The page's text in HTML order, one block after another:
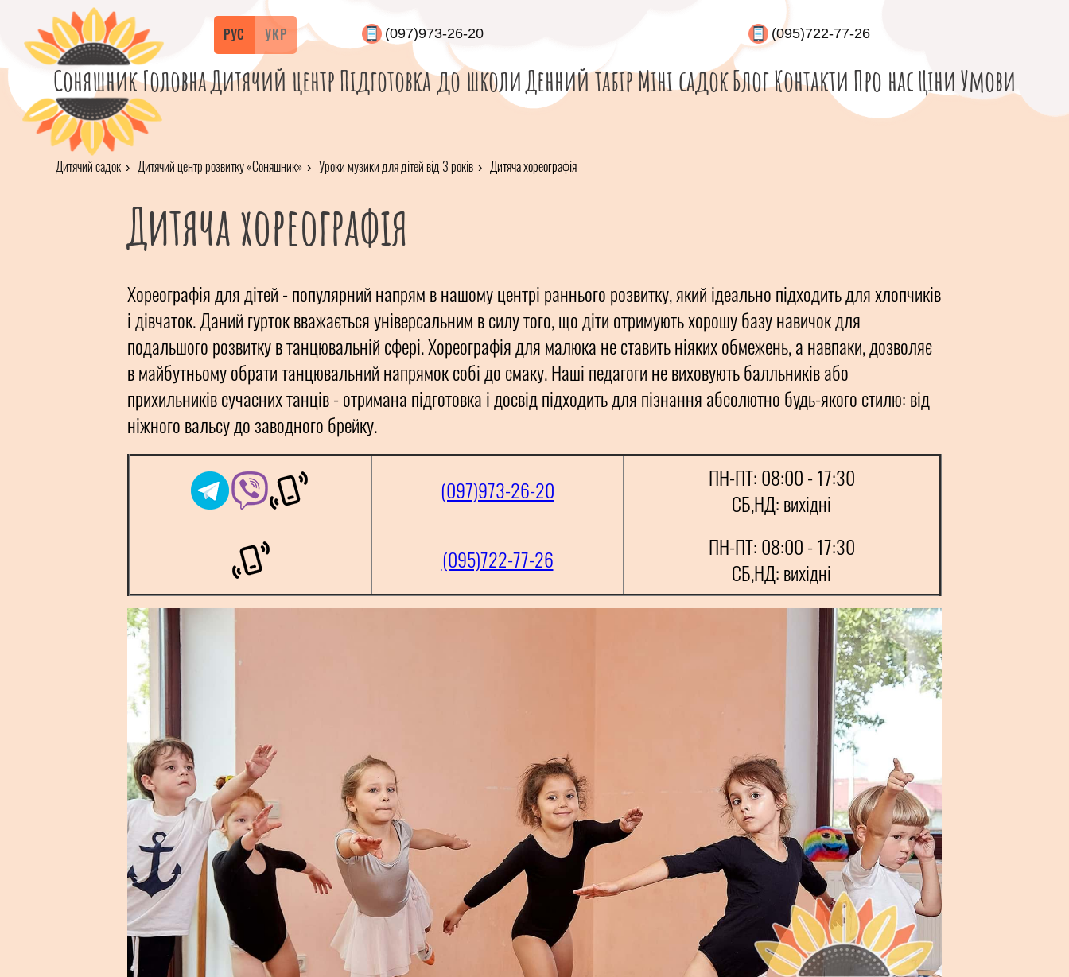
РУС УКР (097)973-26-20 (095)722-77-26
СоняшникГоловнаДитячий центрПідготовка до школиДенний табірМіні садокБлогКонтактиПро насЦіниУмови
Дитячий садок Дитячий центр розвитку «Соняшник» Уроки музики для дітей від 3 років Дитяча хореографія
Дитяча хореографія
Хореографія для дітей - популярний напрям в нашому центрі раннього розвитку, який ідеально підходить для хлопчиків
і дівчаток. Даний гурток вважається універсальним в силу того, що діти отримують хорошу базу навичок для
подальшого розвитку в танцювальній сфері. Хореографія для малюка не ставить ніяких обмежень, а навпаки, дозволяє
в майбутньому обрати танцювальний напрямок собі до смаку. Наші педагоги не виховують балльників або
прихильників сучасних танців - отримана підготовка і досвід підходить для пізнання абсолютно будь-якого стилю: від
ніжного вальсу до заводного брейку.
(097)973-26-20
ПН-ПТ: 08:00 - 17:30
СБ,НД: вихідні
(095)722-77-26
ПН-ПТ: 08:00 - 17:30
СБ,НД: вихідні